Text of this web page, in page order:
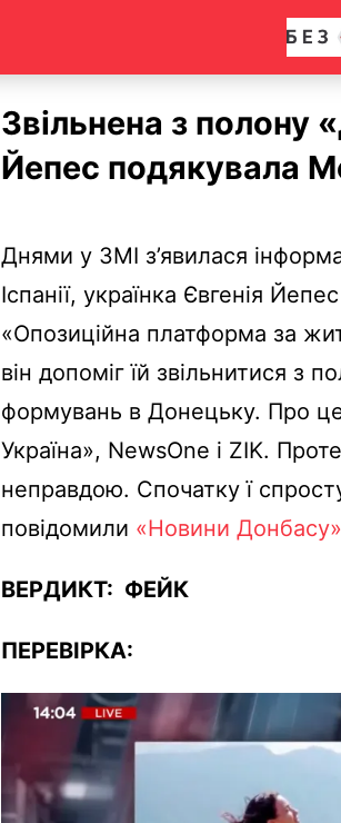
Звільнена з полону
Йепес подякувала
Днями у ЗМІ з’явилася
Іспанії, українка Євгенія
«Опозиційна платформа за
він допоміг їй звільнитися з
формувань в Донецьку. Про
Україна», NewsOne і ZIK.
неправдою. Спочатку ї
повідомили «Новини Донбасу»
ВЕРДИКТ: ФЕЙК
ПЕРЕВІРКА: